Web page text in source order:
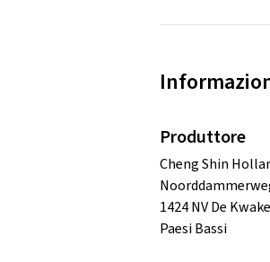
Produttore
Cheng Shin
1424 NV De
Paesi Bassi